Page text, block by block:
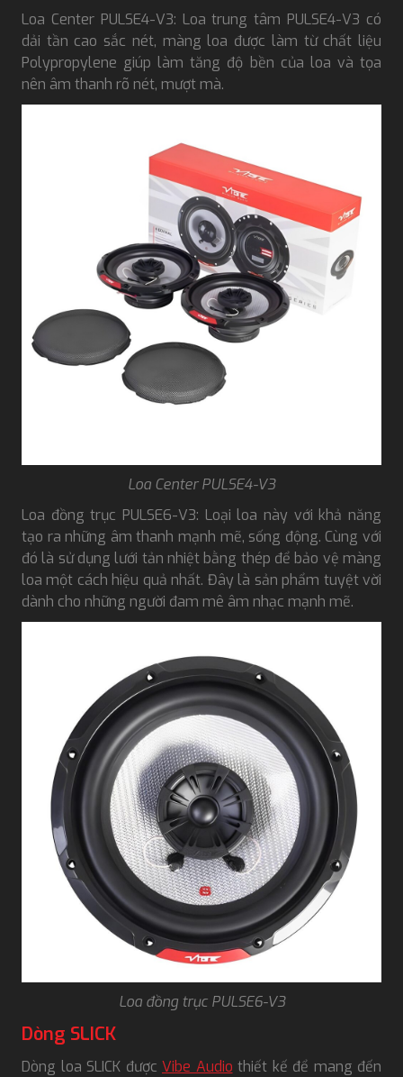
Loa Center PULSE4-V3: Loa trung tâm PULSE4-V3 có
dải tần cao sắc nét, màng loa được làm từ chất liệu
Polypropylene giúp làm tăng độ bền của loa và tọa
nên âm thanh rõ nét, mượt mà.
Loa Center PULSE4-V3
Loa đồng trục PULSE6-V3: Loại loa này với khả năng
tạo ra những âm thanh mạnh mẽ, sống động. Cùng với
đó là sử dụng lưới tản nhiệt bằng thép để bảo vệ màng
loa một cách hiệu quả nhất. Đây là sản phẩm tuyệt vời
dành cho những người đam mê âm nhạc mạnh mẽ.
Loa đồng trục PULSE6-V3
Dòng SLICK
Dòng loa SLICK được Vibe Audio thiết kế để mang đến